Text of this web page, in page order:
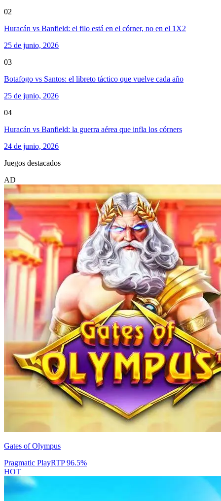
02
Huracán vs Banfield: el filo está en el córner, no en el 1X2
25 de junio, 2026
03
Botafogo vs Santos: el libreto táctico que vuelve cada año
25 de junio, 2026
04
Huracán vs Banfield: la guerra aérea que infla los córners
24 de junio, 2026
Juegos destacados
AD
Gates of Olympus
Pragmatic PlayRTP96.5%
HOT